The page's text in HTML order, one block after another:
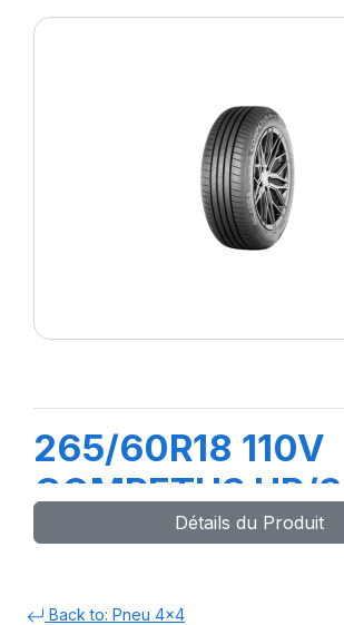
265/60R18 110V
COMPETUS HP/3
Détails du Produit
Back to: Pneu 4x4